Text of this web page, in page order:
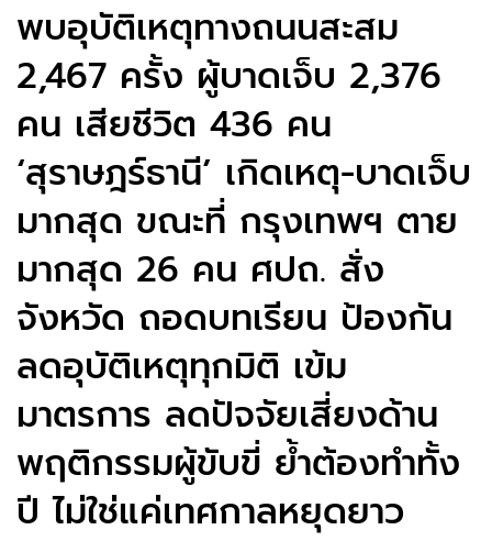
พบอุบัติเหตุทางถนนสะสม
2,467 ครั้ง ผู้บาดเจ็บ 2,376
คน เสียชีวิต 436 คน
‘สุราษฎร์ธานี’ เกิดเหตุ-บาดเจ็บ
มากสุด ขณะที่ กรุงเทพฯ ตาย
มากสุด 26 คน ศปถ. สั่ง
จังหวัด ถอดบทเรียน ป้องกัน
ลดอุบัติเหตุทุกมิติ เข้ม
มาตรการ ลดปัจจัยเสี่ยงด้าน
พฤติกรรมผู้ขับขี่ ย้ำต้องทำทั้ง
ปี ไม่ใช่แค่เทศกาลหยุดยาว